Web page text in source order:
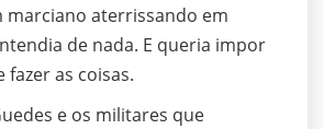
marciano aterrissando em
de nada. E queria impor
fazer as coisas.
e os militares que